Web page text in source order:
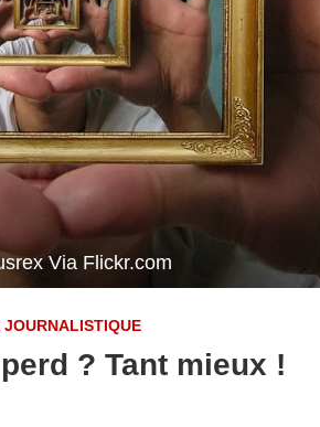
Via Flickr.com
JOURNALISTIQUE
? Tant mieux !